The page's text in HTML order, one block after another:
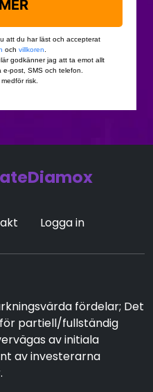
Logga in
fördelar; Det
partiell/fullständig
av initiala
av investerarna